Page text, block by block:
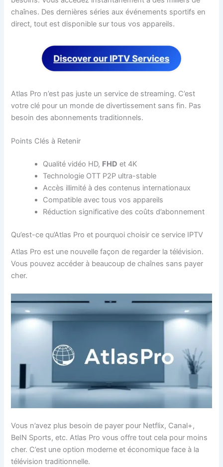
chaînes. Des dernières séries aux événements sportifs en
direct, tout est disponible sur tous vos appareils.
Atlas Pro n’est pas juste un service de streaming. C’est
votre clé pour un monde de divertissement sans fin. Pas
besoin des abonnements traditionnels.
Points Clés à Retenir
Qualité vidéo HD, FHD et 4K
Technologie OTT P2P ultra-stable
Accès illimité à des contenus internationaux
Compatible avec tous vos appareils
Réduction significative des coûts d’abonnement
Qu’est-ce qu’Atlas Pro et pourquoi choisir ce service IPTV
Atlas Pro est une nouvelle façon de regarder la télévision.
Vous pouvez accéder à beaucoup de chaînes sans payer
cher.
Vous n’avez plus besoin de payer pour Netflix, Canal+,
BeIN Sports, etc. Atlas Pro vous offre tout cela pour moins
cher. C’est une option moderne et économique face à la
télévision traditionnelle.